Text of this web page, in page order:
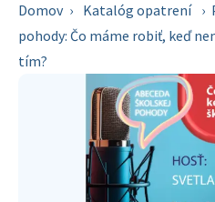
Domov › Katalóg opatrení ›
pohody: Čo máme robiť, keď
tím?